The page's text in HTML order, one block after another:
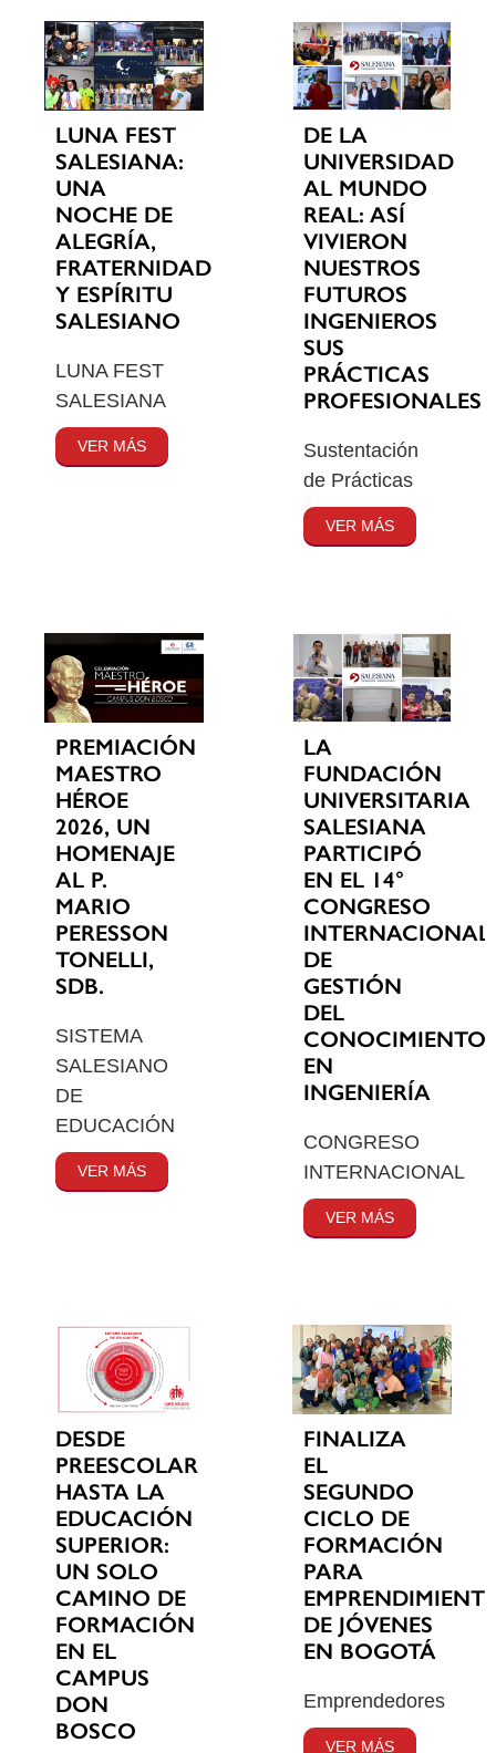
LUNA FEST
SALESIANA:
UNA
NOCHE DE
ALEGRÍA,
FRATERNIDAD
Y ESPÍRITU
SALESIANO
LUNA FEST
SALESIANA
VER MÁS
DE LA
UNIVERSIDAD
AL MUNDO
REAL: ASÍ
VIVIERON
NUESTROS
FUTUROS
INGENIEROS
SUS
PRÁCTICAS
PROFESIONALES
Sustentación
de Prácticas
VER MÁS
PREMIACIÓN
MAESTRO
HÉROE
2026, UN
HOMENAJE
AL P.
MARIO
PERESSON
TONELLI,
SDB.
SISTEMA
SALESIANO
DE
EDUCACIÓN
VER MÁS
LA
FUNDACIÓN
UNIVERSITARIA
SALESIANA
PARTICIPÓ
EN EL 14°
CONGRESO
INTERNACIONAL
DE
GESTIÓN
DEL
CONOCIMIENTO
EN
INGENIERÍA
CONGRESO
INTERNACIONAL
VER MÁS
DESDE
PREESCOLAR
HASTA LA
EDUCACIÓN
SUPERIOR:
UN SOLO
CAMINO DE
FORMACIÓN
EN EL
CAMPUS
DON
BOSCO
FINALIZA
EL
SEGUNDO
CICLO DE
FORMACIÓN
PARA
DE JÓVENES
EN BOGOTÁ
Emprendedores
VER MÁS